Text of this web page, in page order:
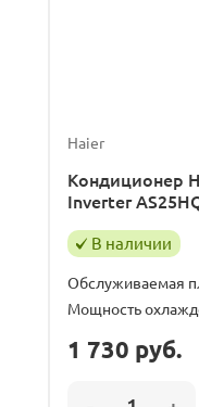
Haier
Кондиционер
Inverter
В наличии
Обслуживаемая
Мощность
1 730 руб.